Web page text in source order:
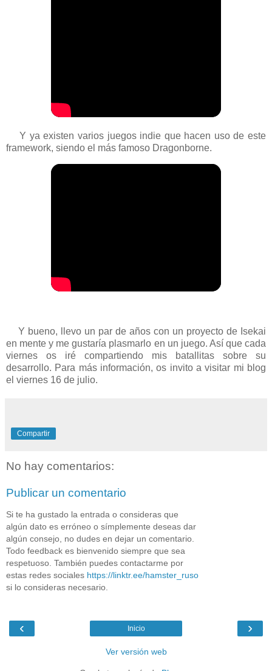
Y ya existen varios juegos indie que hacen uso de este
framework, siendo el más famoso Dragonborne.
Y bueno, llevo un par de años con un proyecto de Isekai
en mente y me gustaría plasmarlo en un juego. Así que cada
viernes os iré compartiendo mis batallitas sobre su
desarrollo. Para más información, os invito a visitar mi blog
el viernes 16 de julio.
Compartir
No hay comentarios:
Publicar un comentario
Si te ha gustado la entrada o consideras que
algún dato es erróneo o símplemente deseas dar
algún consejo, no dudes en dejar un comentario.
Todo feedback es bienvenido siempre que sea
respetuoso. También puedes contactarme por
estas redes sociales https://linktr.ee/hamster_ruso
si lo consideras necesario.
‹ ›
Inicio
Ver versión web